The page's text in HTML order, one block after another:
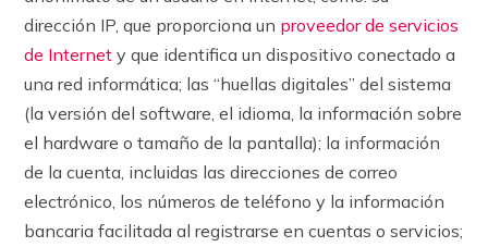
dirección IP, que proporciona un proveedor de servicios
de Internet y que identifica un dispositivo conectado a
una red informática; las “huellas digitales” del sistema
(la versión del software, el idioma, la información sobre
el hardware o tamaño de la pantalla); la información
de la cuenta, incluidas las direcciones de correo
electrónico, los números de teléfono y la información
bancaria facilitada al registrarse en cuentas o servicios;